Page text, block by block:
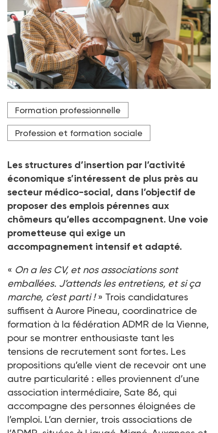
Crédit photo Aline Morcillo / Hans Lucas / Hans Lucas via AFP
Formation professionnelle
Profession et formation sociale
Les structures d’insertion par l’activité
économique s’intéressent de plus près au
secteur médico-social, dans l’objectif de
proposer des emplois pérennes aux
chômeurs qu’elles accompagnent. Une voie
prometteuse qui exige un
accompagnement intensif et adapté.
« On a les CV, et nos associations sont
emballées. J’attends les entretiens, et si ça
marche, c’est parti !» Trois candidatures
suffisent à Aurore Pineau, coordinatrice de
formation à la fédération ADMR de la Vienne,
pour se montrer enthousiaste tant les
tensions de recrutement sont fortes. Les
propositions qu’elle vient de recevoir ont une
autre particularité : elles proviennent d’une
association intermédiaire, Sate 86, qui
accompagne des personnes éloignées de
l’emploi. L’an dernier, trois associations de